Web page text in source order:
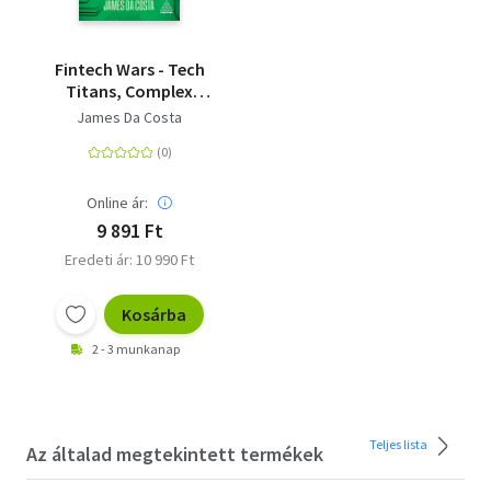
Fintech Wars - Tech
Titans, Complex
Crypto and the Future
James Da Costa
Online ár:
9 891 Ft
Eredeti ár: 10 990 Ft
Kosárba
2 - 3 munkanap
Az általad megtekintett termékek Teljes lista